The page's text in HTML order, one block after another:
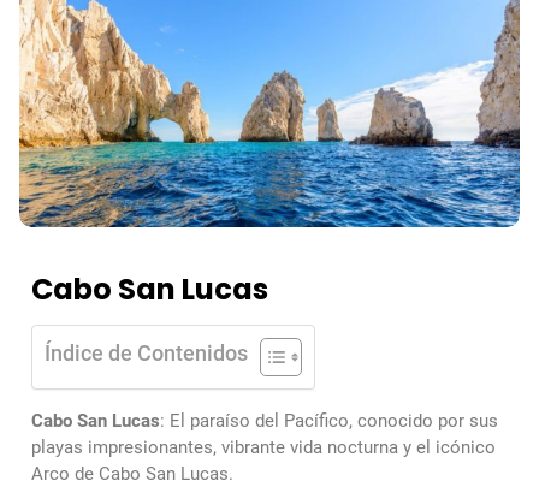
Cabo San Lucas
Índice de Contenidos
Cabo San Lucas: El paraíso del Pacífico, conocido por sus
playas impresionantes, vibrante vida nocturna y el icónico
Arco de Cabo San Lucas.